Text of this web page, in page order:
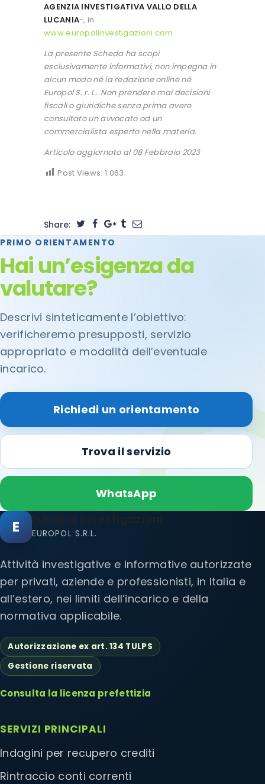
AGENZIA INVESTIGATIVA VALLO DELLA
LUCANIA-, in
www.europolinvestigazioni.com
La presente Scheda ha scopi
esclusivamente informativi, non impegna in
alcun modo né la redazione online né
Europol S. r. L.. Non prendere mai decisioni
fiscali o giuridiche senza prima avere
consultato un avvocato od un
commercialista esperto nella materia.
Articolo aggiornato al 08 Febbraio 2023
Post Views: 1.063
Share:
PRIMO ORIENTAMENTO
Hai un’esigenza da
valutare?
Descrivi sinteticamente l’obiettivo:
verificheremo presupposti, servizio
appropriato e modalità dell’eventuale
incarico.
Richiedi un orientamento
Trova il servizio
WhatsApp
E Europol Investigazioni
EUROPOL S.R.L.
Attività investigative e informative autorizzate
per privati, aziende e professionisti, in Italia e
all’estero, nei limiti dell’incarico e della
normativa applicabile.
Autorizzazione ex art. 134 TULPS
Gestione riservata
Consulta la licenza prefettizia
SERVIZI PRINCIPALI
Indagini per recupero crediti
Rintraccio conti correnti